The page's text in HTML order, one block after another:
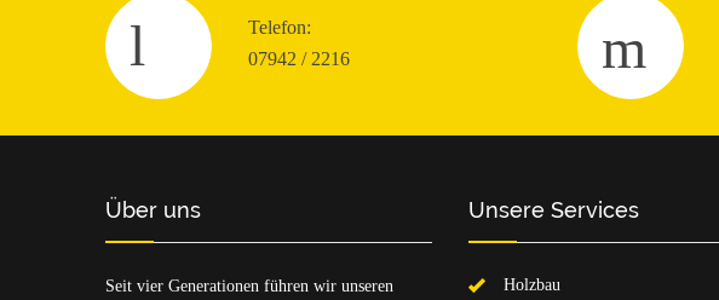
Telefon:
07942 / 2216
Über uns
Seit vier Generationen führen wir unseren
Unsere Services
Holzbau